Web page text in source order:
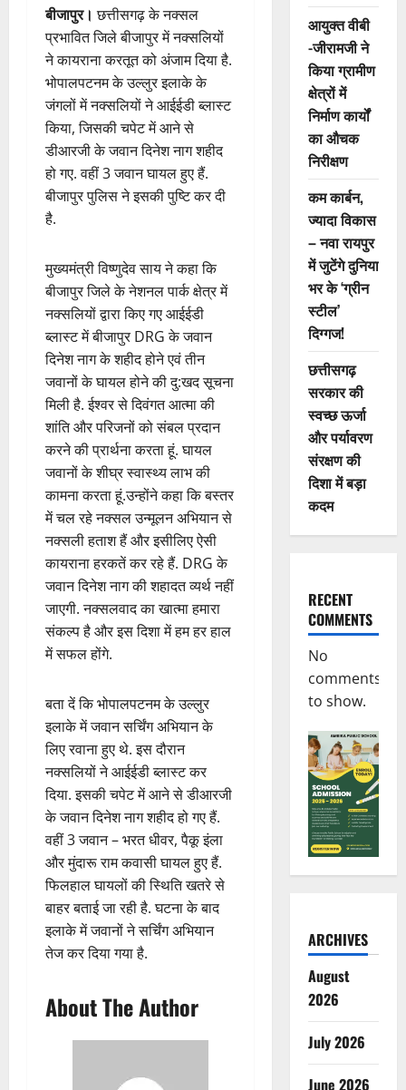
बीजापुर।छत्तीसगढ़ के नक्सल
प्रभावित जिले बीजापुर में नक्सलियों
ने कायराना करतूत को अंजाम दिया है.
भोपालपटनम के उल्लुर इलाके के
जंगलों में नक्सलियों ने आईईडी ब्लास्ट
किया, जिसकी चपेट में आने से
डीआरजी के जवान दिनेश नाग शहीद
हो गए. वहीं 3 जवान घायल हुए हैं.
बीजापुर पुलिस ने इसकी पुष्टि कर दी
है.
मुख्यमंत्री विष्णुदेव साय ने कहा कि
बीजापुर जिले के नेशनल पार्क क्षेत्र में
नक्सलियों द्वारा किए गए आईईडी
ब्लास्ट में बीजापुर DRG के जवान
दिनेश नाग के शहीद होने एवं तीन
जवानों के घायल होने की दु:खद सूचना
मिली है. ईश्वर से दिवंगत आत्मा की
शांति और परिजनों को संबल प्रदान
करने की प्रार्थना करता हूं. घायल
जवानों के शीघ्र स्वास्थ्य लाभ की
कामना करता हूं.उन्होंने कहा कि बस्तर
में चल रहे नक्सल उन्मूलन अभियान से
नक्सली हताश हैं और इसीलिए ऐसी
कायराना हरकतें कर रहे हैं. DRG के
जवान दिनेश नाग की शहादत व्यर्थ नहीं
जाएगी. नक्सलवाद का खात्मा हमारा
संकल्प है और इस दिशा में हम हर हाल
में सफल होंगे.
बता दें कि भोपालपटनम के उल्लुर
इलाके में जवान सर्चिंग अभियान के
लिए रवाना हुए थे. इस दौरान
नक्सलियों ने आईईडी ब्लास्ट कर
दिया. इसकी चपेट में आने से डीआरजी
के जवान दिनेश नाग शहीद हो गए हैं.
वहीं 3 जवान – भरत धीवर, पैकू इंला
और मुंदारू राम कवासी घायल हुए हैं.
फिलहाल घायलों की स्थिति खतरे से
बाहर बताई जा रही है. घटना के बाद
इलाके में जवानों ने सर्चिंग अभियान
तेज कर दिया गया है.
About The Author
आयुक्त वीबी
-जीरामजी ने
किया ग्रामीण
क्षेत्रों में
निर्माण कार्यों
का औचक
निरीक्षण
कम कार्बन,
ज्यादा विकास
– नवा रायपुर
में जुटेंगे दुनिया
भर के ‘ग्रीन
स्टील’
दिग्गज!
छत्तीसगढ़
सरकार की
स्वच्छ ऊर्जा
और पर्यावरण
संरक्षण की
दिशा में बड़ा
कदम
RECENT
COMMENTS
No
comments
to show.
ARCHIVES
August
2026
July 2026
June 2026